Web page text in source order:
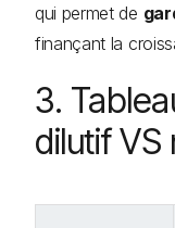
qui permet de
finançant la
3.
dilutif VS